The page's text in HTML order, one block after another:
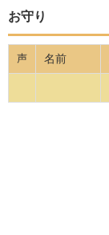
お守り
声 名前